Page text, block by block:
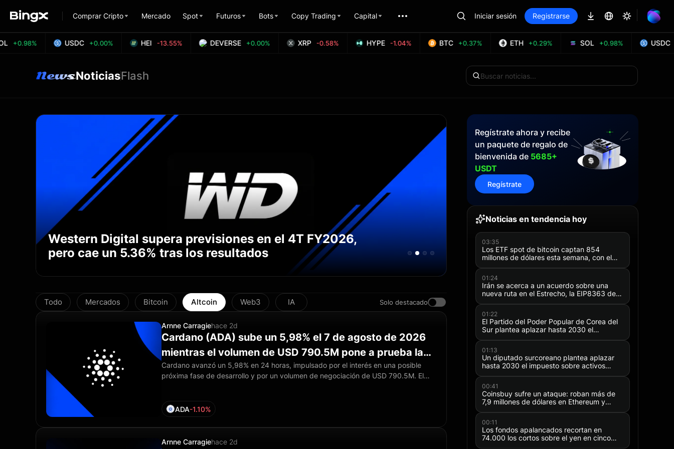
Comprar Cripto Mercado Spot Futuros Bots Copy Trading Capital Iniciar sesión Registrarse
+0.98% USDC +0.00% HEI -13.55% DEVERSE +0.00% XRP -0.58% HYPE -1.04% BTC +0.37% ETH +0.29% SOL +0.98% USDC
NoticiasFlash
Western Digital supera previsiones en el 4T FY2026,
pero cae un 5.36% tras los resultados
Las acciones de Figma (FIG) caen
agosto por el aumento de costes
de crecimiento más lenta
Todo Mercados Bitcoin Altcoin Web3 IA Solo destacado
Arnne Carragiehace 2d
Cardano (ADA) sube un 5,98% el 7 de agosto de 2026
mientras el volumen de USD 790.5M pone a prueba la
resistencia de USD 0.21073
Cardano avanzó un 5,98% en 24 horas, impulsado por el interés en una posible
próxima fase de desarrollo y por un volumen de negociación de USD 790.5M. El
eleva la sensibilidad del precio ante un enfriamiento del volumen.
ADA-1.10%
Arnne Carragiehace 2d
Regístrate ahora y recibe
un paquete de regalo de
bienvenida de 5685+
USDT
Regístrate
Noticias en tendencia hoy
03:35
Los ETF spot de bitcoin captan 854
millones de dólares esta semana, con el
01:24
Irán se acerca a un acuerdo sobre una
nueva ruta en el Estrecho, la EIP8363 de
01:22
El Partido del Poder Popular de Corea del
Sur plantea aplazar hasta 2030 el
01:13
Un diputado surcoreano plantea aplazar
hasta 2030 el impuesto sobre activos
00:41
Coinsbuy sufre un ataque: roban más de
7,9 millones de dólares en Ethereum y
00:11
Los fondos apalancados recortan en
74.000 los cortos sobre el yen en cinco